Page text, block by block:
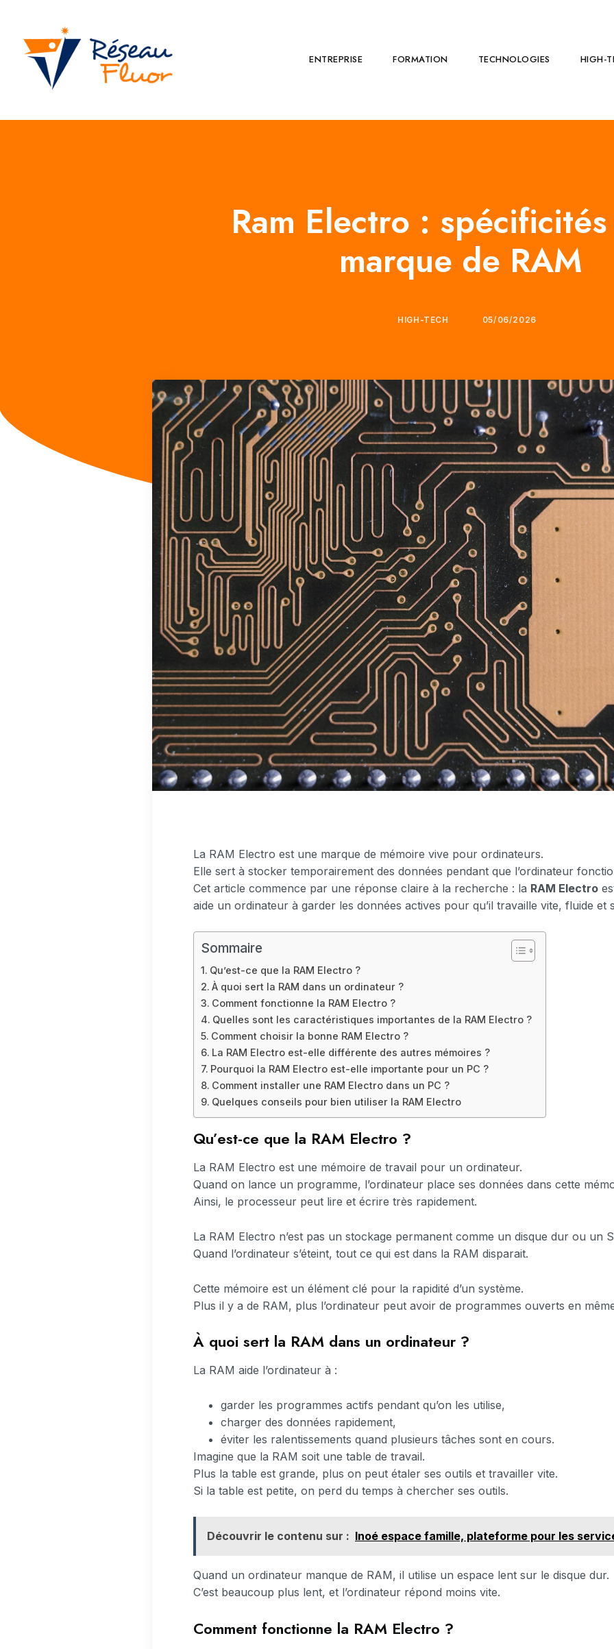
ENTREPRISE FORMATION TECHNOLOGIES HIGH-
Ram Electro :
marque de RAM
HIGH-TECH 05/06/2026
La RAM Electro est une marque de mémoire vive pour ordinateurs.
Elle sert à stocker temporairement des données pendant que l’ordinateur
Cet article commence par une réponse claire à la recherche : la RAM Electro
aide un ordinateur à garder les données actives pour qu’il travaille vite, fluide et
Sommaire
Qu’est-ce que la RAM Electro ?
À quoi sert la RAM dans un ordinateur ?
Comment fonctionne la RAM Electro ?
Quelles sont les caractéristiques importantes de la RAM Electro ?
Comment choisir la bonne RAM Electro ?
La RAM Electro est-elle différente des autres mémoires ?
Pourquoi la RAM Electro est-elle importante pour un PC ?
Comment installer une RAM Electro dans un PC ?
Quelques conseils pour bien utiliser la RAM Electro
Qu’est-ce que la RAM Electro ?
La RAM Electro est une mémoire de travail pour un ordinateur.
Quand on lance un programme, l’ordinateur place ses données dans cette
Ainsi, le processeur peut lire et écrire très rapidement.
La RAM Electro n’est pas un stockage permanent comme un disque dur ou un
Quand l’ordinateur s’éteint, tout ce qui est dans la RAM disparait.
Cette mémoire est un élément clé pour la rapidité d’un système.
Plus il y a de RAM, plus l’ordinateur peut avoir de programmes ouverts en
À quoi sert la RAM dans un ordinateur ?
La RAM aide l’ordinateur à :
garder les programmes actifs pendant qu’on les utilise,
charger des données rapidement,
éviter les ralentissements quand plusieurs tâches sont en cours.
Imagine que la RAM soit une table de travail.
Plus la table est grande, plus on peut étaler ses outils et travailler vite.
Si la table est petite, on perd du temps à chercher ses outils.
Découvrir le contenu sur : Inoé espace famille, plateforme pour les
Quand un ordinateur manque de RAM, il utilise un espace lent sur le disque dur.
C’est beaucoup plus lent, et l’ordinateur répond moins vite.
Comment fonctionne la RAM Electro ?